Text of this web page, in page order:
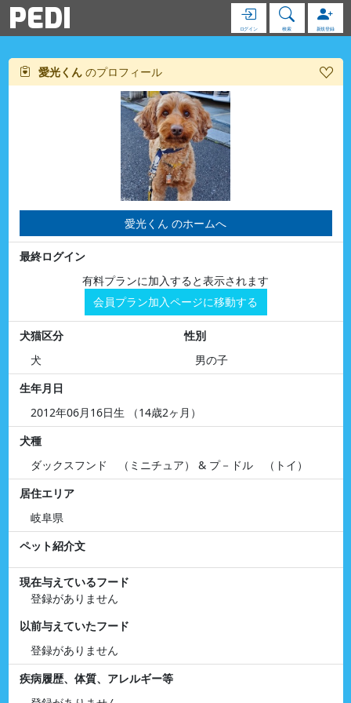
PEDI ログイン 検索 新規登録
愛光くん のプロフィール
愛光くん のホームへ
最終ログイン
有料プランに加入すると表示されます
会員プラン加入ページに移動する
犬猫区分
犬
性別
男の子
生年月日
2012年06月16日生 （14歳2ヶ月）
犬種
ダックスフンド （ミニチュア） & プ－ドル （トイ）
居住エリア
岐阜県
ペット紹介文
現在与えているフード
登録がありません
以前与えていたフード
登録がありません
疾病履歴、体質、アレルギー等